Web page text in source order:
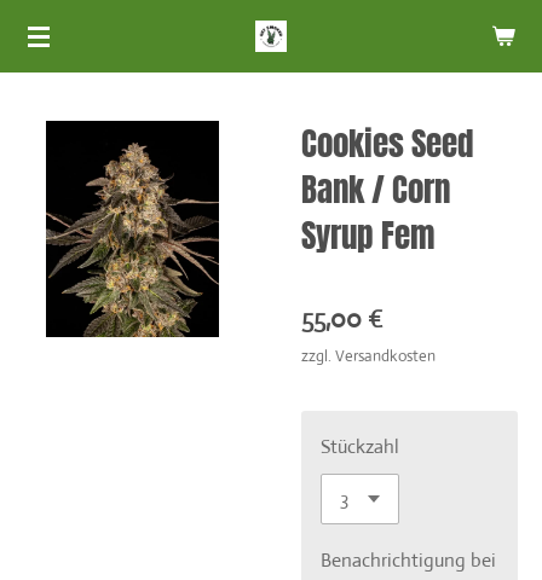
Zum
Cookies Seed
Bank / Corn
Syrup Fem
55,00 €
zzgl. Versandkosten
Stückzahl
Benachrichtigung bei